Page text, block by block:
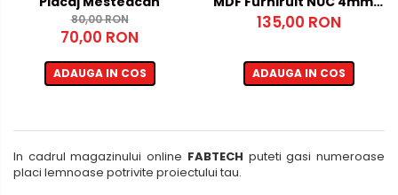
80,00 RON
70,00 RON
ADAUGA IN COS
670x920mm
135,00 RON
ADAUGA IN COS
In cadrul magazinului online FABTECH puteti gasi numeroase
placi lemnoase potrivite proiectului tau.